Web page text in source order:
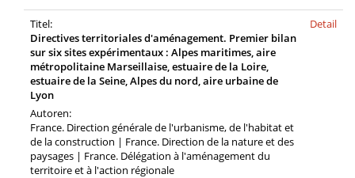
Titel:
Directives territoriales d'aménagement. Premier bilan
sur six sites expérimentaux : Alpes maritimes, aire
métropolitaine Marseillaise, estuaire de la Loire,
estuaire de la Seine, Alpes du nord, aire urbaine de
Lyon
Autoren:
France. Direction générale de l'urbanisme, de l'habitat et
de la construction | France. Direction de la nature et des
paysages | France. Délégation à l'aménagement du
territoire et à l'action régionale
Detail